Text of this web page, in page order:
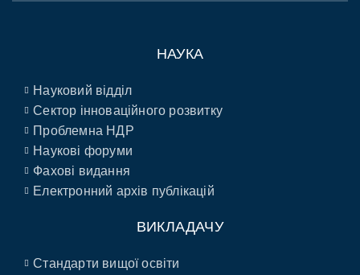
НАУКА
Науковий відділ
Сектор інноваційного розвитку
Проблемна НДР
Наукові форуми
Фахові видання
Електронний архів публікацій
ВИКЛАДАЧУ
Стандарти вищої освіти